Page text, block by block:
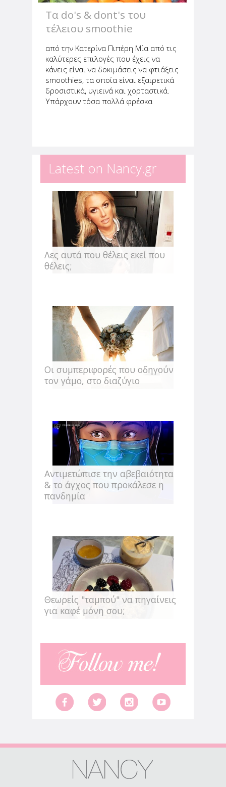
Τα do's & dont's του
τέλειου smoothie
από την Κατερίνα Πιπέρη Μία από τις
καλύτερες επιλογές που έχεις να
κάνεις είναι να δοκιμάσεις να φτιάξεις
smoothies, τα οποία είναι εξαιρετικά
δροσιστικά, υγιεινά και χορταστικά.
Υπάρχουν τόσα πολλά φρέσκα
Latest on Nancy.gr
Λες αυτά που θέλεις εκεί που
θέλεις;
Οι συμπεριφορές που οδηγούν
τον γάμο, στο διαζύγιο
Αντιμετώπισε την αβεβαιότητα
& το άγχος που προκάλεσε η
πανδημία
Θεωρείς "ταμπού" να πηγαίνεις
για καφέ μόνη σου;